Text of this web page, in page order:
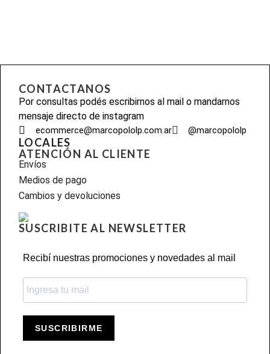
CONTACTANOS
Por consultas podés escribirnos al mail o mandarnos
mensaje directo de instagram
ecommerce@marcopololp.com.ar @marcopololp
LOCALES
ATENCIÓN AL CLIENTE
Envíos
Medios de pago
Cambios y devoluciones
SUSCRIBITE AL NEWSLETTER
Recibí nuestras promociones y novedades al mail
SUSCRIBIRME